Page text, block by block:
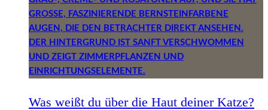
Was weißt du über die Haut deiner Katze?